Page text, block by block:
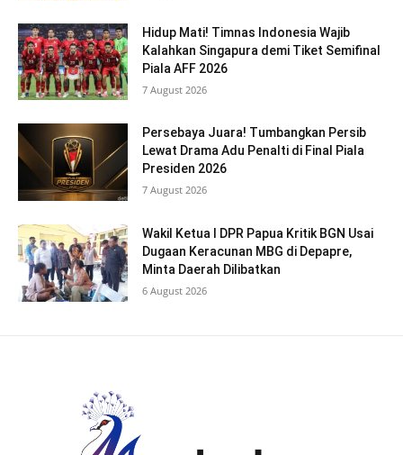
Hidup Mati! Timnas Indonesia Wajib
Kalahkan Singapura demi Tiket Semifinal
Piala AFF 2026
7 August 2026
Persebaya Juara! Tumbangkan Persib
Lewat Drama Adu Penalti di Final Piala
Presiden 2026
7 August 2026
Wakil Ketua I DPR Papua Kritik BGN Usai
Dugaan Keracunan MBG di Depapre,
Minta Daerah Dilibatkan
6 August 2026